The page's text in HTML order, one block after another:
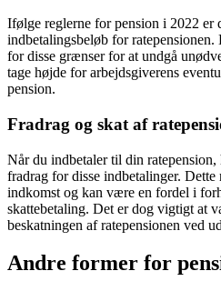
Ifølge reglerne for pension i 2022 er
indbetalingsbeløb for
for disse grænser for at undgå
tage højde for arbejdsgiverens
pension.
Fradrag og skat af
Når du indbetaler til din
fradrag for disse indbetalinger.
indkomst og kan være en fordel i
skattebetaling. Det er dog vigtigt at
beskatningen af ratepensionen ved
Andre former for